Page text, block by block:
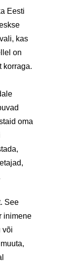
Eesti
kas
on
korraga.
oma
See
inimene
või